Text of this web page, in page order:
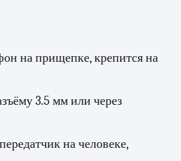
на прищепке, крепится на
3.5 мм или через
на человеке,